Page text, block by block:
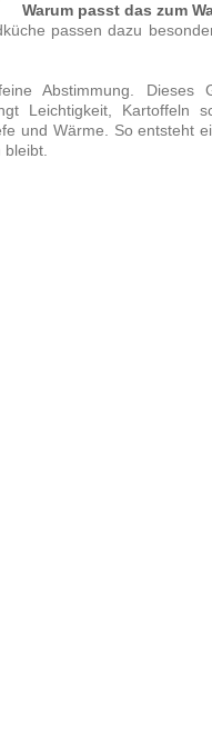
Warum passt das zum
passen dazu
Abstimmung. Dieses
Leichtigkeit, Kartoffeln
und Wärme. So entsteht